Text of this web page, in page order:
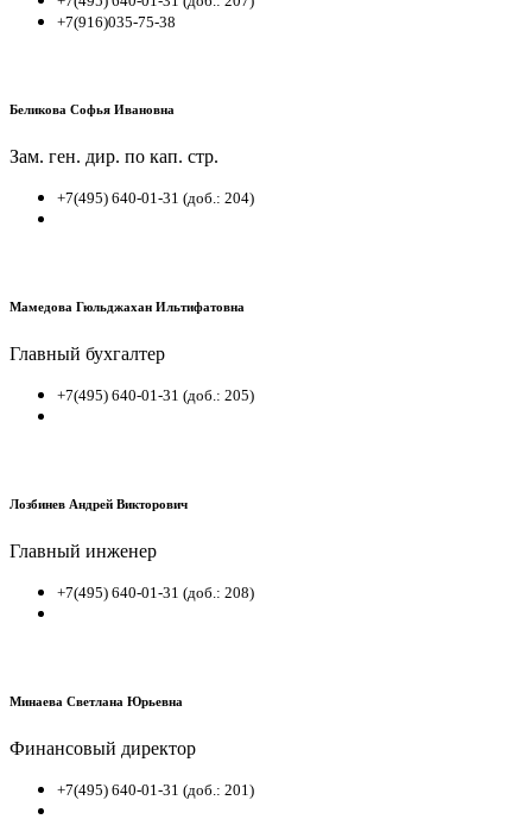
+7(916)035-75-38
Беликова Софья Ивановна
Зам. ген. дир. по кап. стр.
+7(495) 640-01-31 (доб.: 204)
Мамедова Гюльджахан Ильтифатовна
Главный бухгалтер
+7(495) 640-01-31 (доб.: 205)
Лозбинев Андрей Викторович
Главный инженер
+7(495) 640-01-31 (доб.: 208)
Минаева Светлана Юрьевна
Финансовый директор
+7(495) 640-01-31 (доб.: 201)